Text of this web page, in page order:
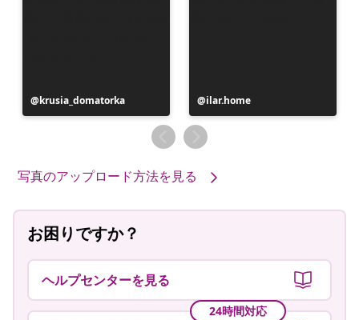
投
稿
krusia_domatorka
投
稿
者
ilar.home
写真のアップロード方法を見る
お困りですか？
ヘルプセンターを見る
24時間対応